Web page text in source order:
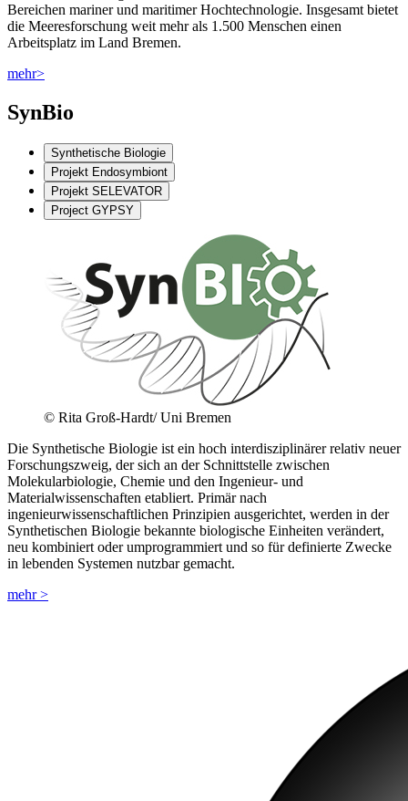
Bereichen mariner und maritimer Hochtechnologie. Insgesamt bietet
die Meeresforschung weit mehr als 1.500 Menschen einen
Arbeitsplatz im Land Bremen.
mehr>
SynBio
Synthetische Biologie
Projekt Endosymbiont
Projekt SELEVATOR
Project GYPSY
© Rita Groß-Hardt/ Uni Bremen
Die Synthetische Biologie ist ein hoch interdisziplinärer relativ neuer
Forschungszweig, der sich an der Schnittstelle zwischen
Molekularbiologie, Chemie und den Ingenieur- und
Materialwissenschaften etabliert. Primär nach
ingenieurwissenschaftlichen Prinzipien ausgerichtet, werden in der
Synthetischen Biologie bekannte biologische Einheiten verändert,
neu kombiniert oder umprogrammiert und so für definierte Zwecke
in lebenden Systemen nutzbar gemacht.
mehr >